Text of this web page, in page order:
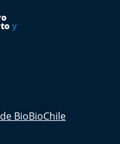
y
BioBioChile